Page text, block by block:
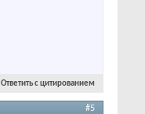
Ответить с цитированием
#5